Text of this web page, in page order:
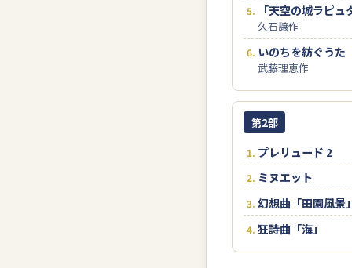
「天空の城ラピュ
久石譲作
いのちを紡ぐうた
武藤理恵作
第2部
プレリュード 2
ミヌエット
幻想曲「田園風景
狂詩曲「海」